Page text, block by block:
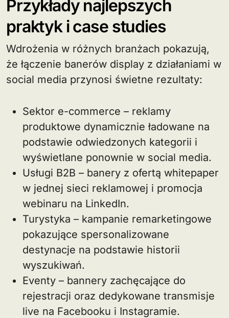
Przykłady najlepszych
praktyk i case studies
Wdrożenia w różnych branżach pokazują,
że łączenie banerów display z działaniami w
social media przynosi świetne rezultaty:
Sektor e-commerce – reklamy
produktowe dynamicznie ładowane na
podstawie odwiedzonych kategorii i
wyświetlane ponownie w social media.
Usługi B2B – banery z ofertą whitepaper
w jednej sieci reklamowej i promocja
webinaru na LinkedIn.
Turystyka – kampanie remarketingowe
pokazujące spersonalizowane
destynacje na podstawie historii
wyszukiwań.
Eventy – bannery zachęcające do
rejestracji oraz dedykowane transmisje
live na Facebooku i Instagramie.